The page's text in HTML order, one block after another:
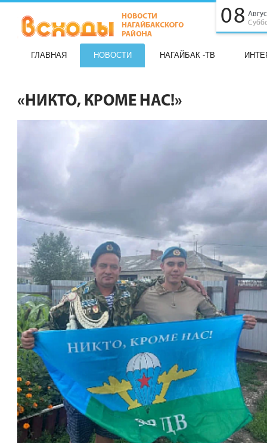
08
ГЛАВНАЯ НОВОСТИ НАГАЙБАК -ТВ
«НИКТО, КРОМЕ НАС!»